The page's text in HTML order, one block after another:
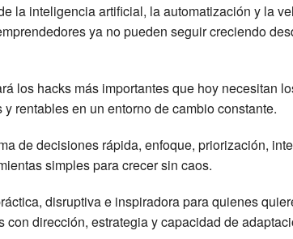
la inteligencia artificial, la automatización y la
ya no pueden seguir creciendo
los hacks más importantes que hoy necesitan
rentables en un entorno de cambio constante.
de decisiones rápida, enfoque, priorización,
simples para crecer sin caos.
disruptiva e inspiradora para quienes
con dirección, estrategia y capacidad de